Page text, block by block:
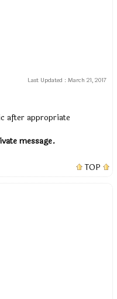
Last Updated : March 21, 2017
after appropriate
message.
TOP